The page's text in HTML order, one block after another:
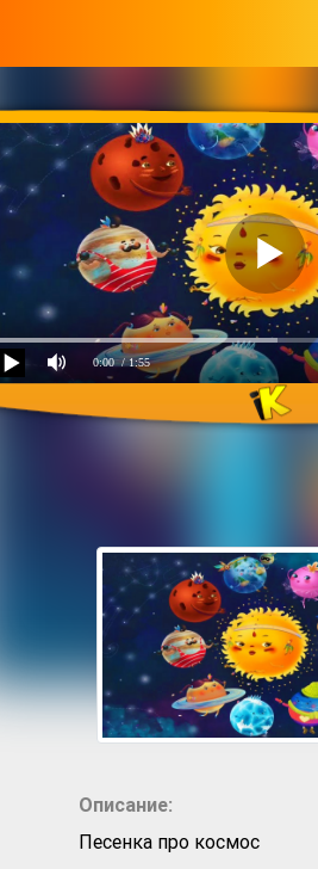
0:00 / 1:55
Восемь планет
Описание:
Песенка про космос